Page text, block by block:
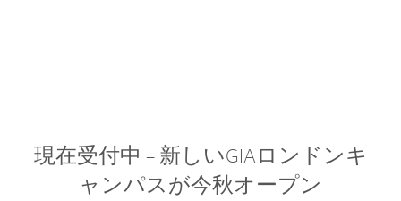
現在受付中 – 新しいGIAロンドンキ
ャンパスが今秋オープン